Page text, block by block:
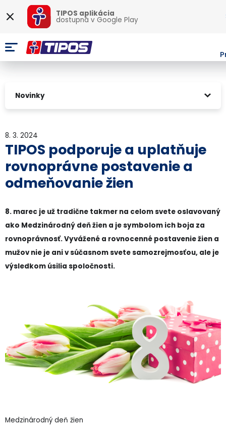
TIPOS aplikácia
dostupná vGoogle Play
Novinky
8. 3. 2024
TIPOS podporuje a uplatňuje
rovnoprávne postavenie a
odmeňovanie žien
8. marec je už tradične takmer na celom svete oslavovaný
ako Medzinárodný deň žien a je symbolom ich boja za
rovnoprávnosť. Vyvážené a rovnocenné postavenie žien a
mužov nie je ani v súčasnom svete samozrejmosťou, ale je
výsledkom úsilia spoločnosti.
Medzinárodný deň žien